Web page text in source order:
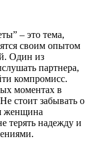
– это тема,
своим опытом
Один из
партнера,
компромисс.
моментах в
стоит забывать о
женщина
терять надежду и